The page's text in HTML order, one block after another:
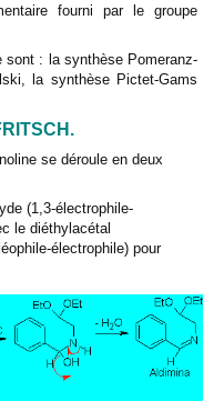
fourni par le groupe
sont : la synthèse Pomeranz-
la synthèse Pictet-Gams
se déroule en deux
(1,3-électrophile-
le diéthylacétal
électrophile) pour